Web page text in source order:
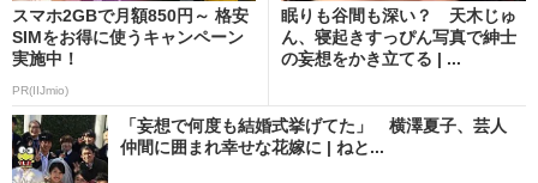
スマホ2GBで月額850円～ 格安
SIMをお得に使うキャンペーン
実施中！
PR(IIJmio)
眠りも谷間も深い？ 天木じゅ
ん、寝起きすっぴん写真で紳士
の妄想をかき立てる | ...
「妄想で何度も結婚式挙げてた」 横澤夏子、芸人
仲間に囲まれ幸せな花嫁に | ねと...